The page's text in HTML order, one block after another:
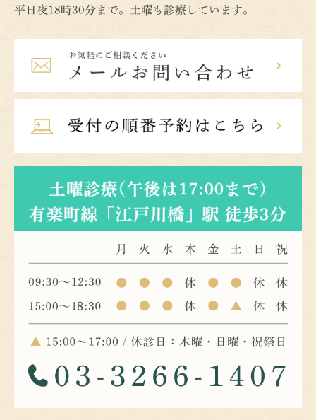
平日夜18時30分まで。土曜も診療しています。